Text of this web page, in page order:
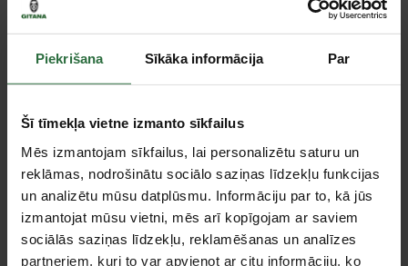
Piekrišana Sīkāka informācija Par
Šī tīmekļa vietne izmanto sīkfailus
Mēs izmantojam sīkfailus, lai personalizētu saturu un
reklāmas, nodrošinātu sociālo saziņas līdzekļu funkcijas
un analizētu mūsu datplūsmu. Informāciju par to, kā jūs
izmantojat mūsu vietni, mēs arī kopīgojam ar saviem
sociālās saziņas līdzekļu, reklamēšanas un analīzes
partneriem, kuri to var apvienot ar citu informāciju, ko
Garums
300 mm
Vidēji cietas stieples diametrs (750 N/mm²)
3,8 mm
Cietas stieples kniebjamais diametrs (1800 N/mm²)
2,0 mm
Knaibļu platums
25 mm
Piederumi